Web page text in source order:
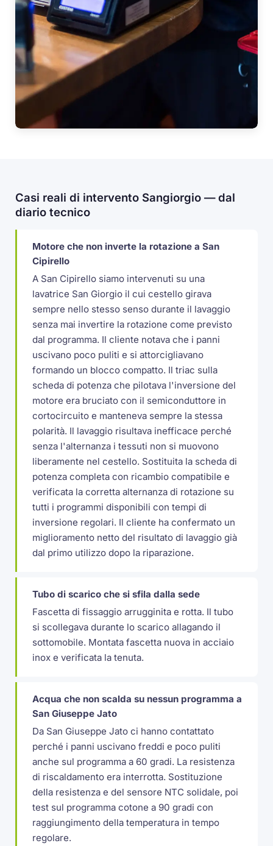
Casi reali di intervento Sangiorgio — dal
diario tecnico
Motore che non inverte la rotazione a San
Cipirello
A San Cipirello siamo intervenuti su una
lavatrice San Giorgio il cui cestello girava
sempre nello stesso senso durante il lavaggio
senza mai invertire la rotazione come previsto
dal programma. Il cliente notava che i panni
uscivano poco puliti e si attorcigliavano
formando un blocco compatto. Il triac sulla
scheda di potenza che pilotava l'inversione del
motore era bruciato con il semiconduttore in
cortocircuito e manteneva sempre la stessa
polarità. Il lavaggio risultava inefficace perché
senza l'alternanza i tessuti non si muovono
liberamente nel cestello. Sostituita la scheda di
potenza completa con ricambio compatibile e
verificata la corretta alternanza di rotazione su
tutti i programmi disponibili con tempi di
inversione regolari. Il cliente ha confermato un
miglioramento netto del risultato di lavaggio già
dal primo utilizzo dopo la riparazione.
Tubo di scarico che si sfila dalla sede
Fascetta di fissaggio arrugginita e rotta. Il tubo
si scollegava durante lo scarico allagando il
sottomobile. Montata fascetta nuova in acciaio
inox e verificata la tenuta.
Acqua che non scalda su nessun programma a
San Giuseppe Jato
Da San Giuseppe Jato ci hanno contattato
perché i panni uscivano freddi e poco puliti
anche sul programma a 60 gradi. La resistenza
di riscaldamento era interrotta. Sostituzione
della resistenza e del sensore NTC solidale, poi
test sul programma cotone a 90 gradi con
raggiungimento della temperatura in tempo
regolare.